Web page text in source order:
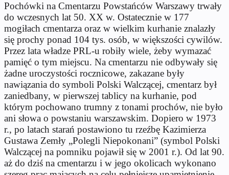
Pochówki na Cmentarzu Powstańców Warszawy trwały
do wczesnych lat 50. XX w. Ostatecznie w 177
mogiłach cmentarza oraz w wielkim kurhanie znalazły
się prochy ponad 104 tys. osób, w większości cywilów.
Przez lata władze PRL-u robiły wiele, żeby wymazać
pamięć o tym miejscu. Na cmentarzu nie odbywały się
żadne uroczystości rocznicowe, zakazane były
nawiązania do symboli Polski Walczącej, cmentarz był
zaniedbany, w pierwszej tablicy na kurhanie, pod
którym pochowano trumny z tonami prochów, nie było
ani słowa o powstaniu warszawskim. Dopiero w 1973
r., po latach starań postawiono tu rzeźbę Kazimierza
Gustawa Zemły „Polegli Niepokonani” (symbol Polski
Walczącej na pomniku pojawił się w 2001 r.). Od lat 90.
aż do dziś na cmentarzu i w jego okolicach wykonano